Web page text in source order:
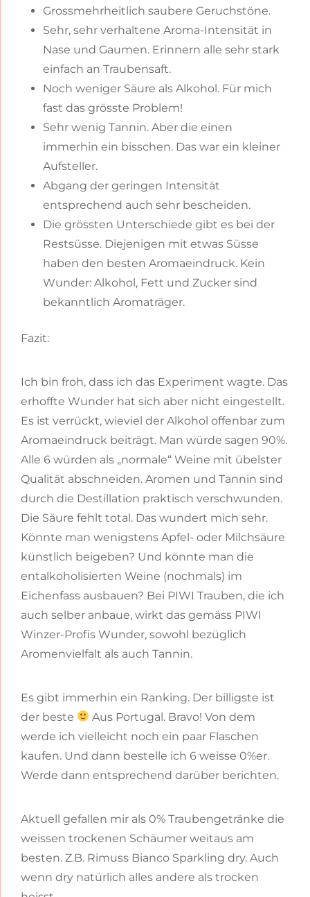
Grossmehrheitlich saubere Geruchstöne.
Sehr, sehr verhaltene Aroma-Intensität in
Nase und Gaumen. Erinnern alle sehr stark
einfach an Traubensaft.
Noch weniger Säure als Alkohol. Für mich
fast das grösste Problem!
Sehr wenig Tannin. Aber die einen
immerhin ein bisschen. Das war ein kleiner
Aufsteller.
Abgang der geringen Intensität
entsprechend auch sehr bescheiden.
Die grössten Unterschiede gibt es bei der
Restsüsse. Diejenigen mit etwas Süsse
haben den besten Aromaeindruck. Kein
Wunder: Alkohol, Fett und Zucker sind
bekanntlich Aromaträger.
Fazit:
Ich bin froh, dass ich das Experiment wagte. Das
erhoffte Wunder hat sich aber nicht eingestellt.
Es ist verrückt, wieviel der Alkohol offenbar zum
Aromaeindruck beiträgt. Man würde sagen 90%.
Alle 6 würden als „normale“ Weine mit übelster
Qualität abschneiden. Aromen und Tannin sind
durch die Destillation praktisch verschwunden.
Die Säure fehlt total. Das wundert mich sehr.
Könnte man wenigstens Apfel- oder Milchsäure
künstlich beigeben? Und könnte man die
entalkoholisierten Weine (nochmals) im
Eichenfass ausbauen? Bei PIWI Trauben, die ich
auch selber anbaue, wirkt das gemäss PIWI
Winzer-Profis Wunder, sowohl bezüglich
Aromenvielfalt als auch Tannin.
Es gibt immerhin ein Ranking. Der billigste ist
der beste
Aus Portugal. Bravo! Von dem
werde ich vielleicht noch ein paar Flaschen
kaufen. Und dann bestelle ich 6 weisse 0%er.
Werde dann entsprechend darüber berichten.
Aktuell gefallen mir als 0% Traubengetränke die
weissen trockenen Schäumer weitaus am
besten. Z.B. Rimuss Bianco Sparkling dry. Auch
wenn dry natürlich alles andere als trocken